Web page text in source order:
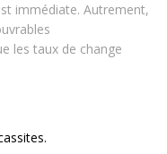
immédiate. Autrement,
les taux de change